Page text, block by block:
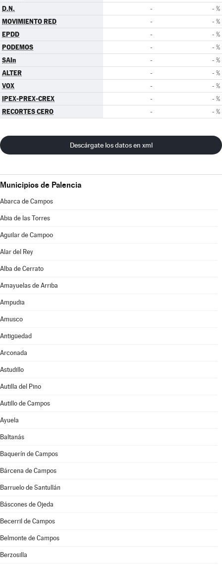
D.N. - - %
MOVIMIENTO RED - - %
EPDD - - %
PODEMOS - - %
SAIn - - %
ALTER - - %
VOX - - %
IPEX-PREX-CREX - - %
RECORTES CERO - - %
Descárgate los datos en xml
Municipios de Palencia
Abarca de Campos
Abia de las Torres
Aguilar de Campoo
Alar del Rey
Alba de Cerrato
Amayuelas de Arriba
Ampudia
Amusco
Antigüedad
Arconada
Astudillo
Autilla del Pino
Autillo de Campos
Ayuela
Baltanás
Baquerín de Campos
Bárcena de Campos
Barruelo de Santullán
Báscones de Ojeda
Becerril de Campos
Belmonte de Campos
Berzosilla